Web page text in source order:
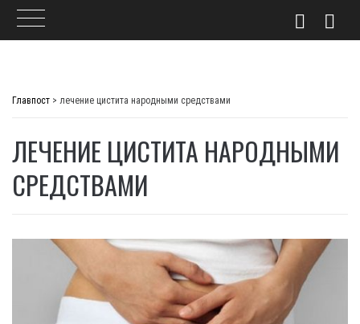
Главпост > лечение цистита народными средствами
ЛЕЧЕНИЕ ЦИСТИТА НАРОДНЫМИ
СРЕДСТВАМИ